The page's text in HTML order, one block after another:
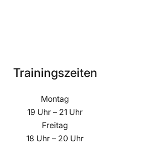
Trainingszeiten
Montag
19 Uhr – 21 Uhr
Freitag
18 Uhr – 20 Uhr